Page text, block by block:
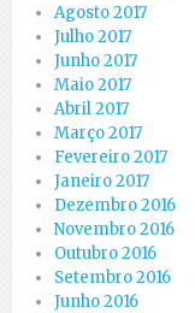
Agosto 2017
Julho 2017
Junho 2017
Maio 2017
Abril 2017
Março 2017
Fevereiro 2017
Janeiro 2017
Dezembro 2016
Novembro 2016
Outubro 2016
Setembro 2016
Junho 2016